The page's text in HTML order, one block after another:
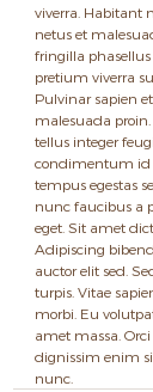
viverra. Habitant
netus et
fringilla phasellus
pretium viverra
Pulvinar sapien
malesuada
tellus integer
condimentum id
tempus egestas
nunc faucibus a
eget. Sit amet
Adipiscing
auctor elit sed.
turpis. Vitae
morbi. Eu
amet massa.
dignissim enim
nunc.